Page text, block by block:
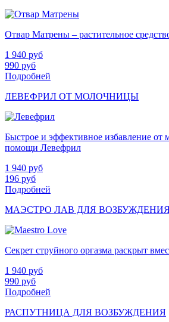
Отвар Матрены – растительное
1 940 руб
990 руб
Подробней
ЛЕВЕФРИЛ ОТ МОЛОЧНИЦЫ
Быстрое и эффективное избавление
помощи Левефрил
1 940 руб
196 руб
Подробней
МАЭСТРО ЛАВ ДЛЯ
Секрет струйного оргазма раскрыт
1 940 руб
990 руб
Подробней
РАСПУТНИЦА ДЛЯ ВОЗБУЖДЕНИЯ